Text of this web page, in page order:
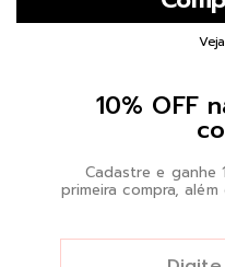
10% OFF
Cadastre e ganhe
primeira compra,